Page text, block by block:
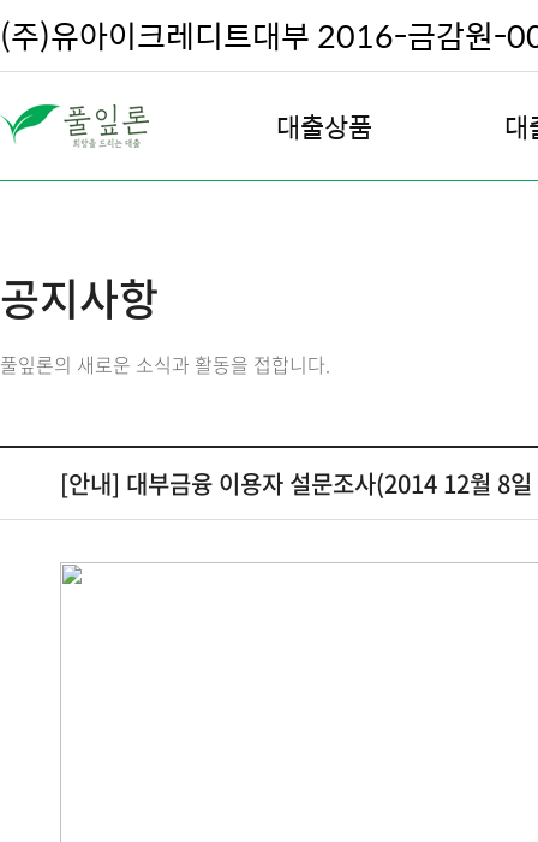
(주)유아이크레디트대부 2016-금감원
대출상품
전월세 담보 대출
회생, 파산, 신용회복 대출
우량고객 재대출
대
공지사항
풀잎론의 새로운 소식과 활동을 접합니다.
[안내] 대부금융 이용자 설문조사(2014 12월 8